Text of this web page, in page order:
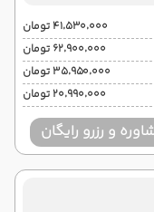
۴۱٬۵۳۰٬۰۰۰ تومان
۶۲٬۹۰۰٬۰۰۰ تومان
۳۵٬۹۵۰٬۰۰۰ تومان
۲۰٬۹۹۰٬۰۰۰ تومان
و رزرو رایگان